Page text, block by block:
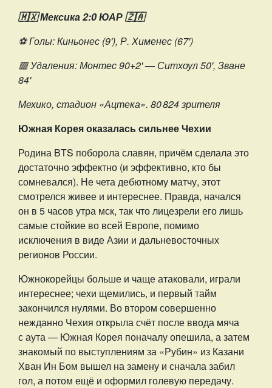
🇲🇽 Мексика 2:0 ЮАР 🇿🇦
⚽️ Голы:Киньонес (9'), Р. Хименес (67')
🟥 Удаления: Монтес 90+2' — Ситхоул 50', Зване
84'
Мехико, стадион «Ацтека». 80 824 зрителя
Южная Корея оказалась сильнее Чехии
Родина BTS поборола славян, причём сделала это
достаточно эффектно (и эффективно, кто бы
сомневался). Не чета дебютному матчу, этот
смотрелся живее и интереснее. Правда, начался
он в 5 часов утра мск, так что лицезрели его лишь
самые стойкие во всей Европе, помимо
исключения в виде Азии и дальневосточных
регионов России.
Южнокорейцы больше и чаще атаковали, играли
интереснее; чехи щемились, и первый тайм
закончился нулями. Во втором совершенно
нежданно Чехия открыла счёт после ввода мяча
с аута — Южная Корея поначалу опешила, а затем
знакомый по выступлениям за «Рубин» из Казани
Хван Ин Бом вышел на замену и сначала забил
гол, а потом ещё и оформил голевую передачу.